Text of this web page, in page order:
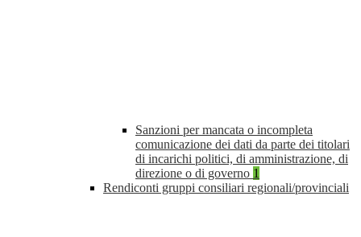
Sanzioni per mancata o incompleta
comunicazione dei dati da parte dei titolari
di incarichi politici, di amministrazione, di
direzione o di governo 1
Rendiconti gruppi consiliari regionali/provinciali